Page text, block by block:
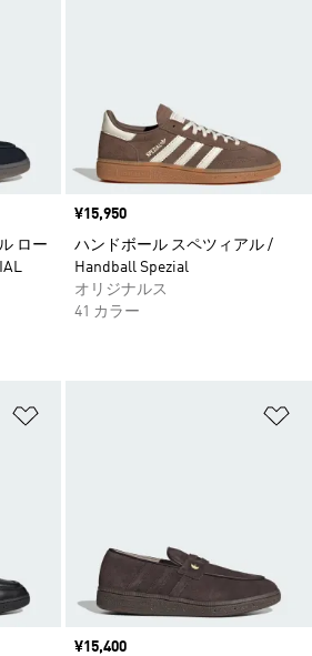
ロー
価格
¥15,950
ハンドボール スペツィアル /
Handball Spezial
オリジナルス
41 カラー
価格
¥15,400